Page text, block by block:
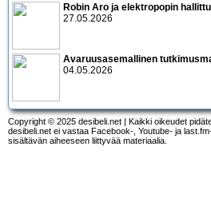
Robin Aro ja elektropopin
27.05.2026
Avaruusasemallinen
04.05.2026
Copyright © 2025 desibeli.net | Kaikki oikeudet
desibeli.net ei vastaa Facebook-, Youtube- ja
sisältävän aiheeseen liittyvää materiaalia.